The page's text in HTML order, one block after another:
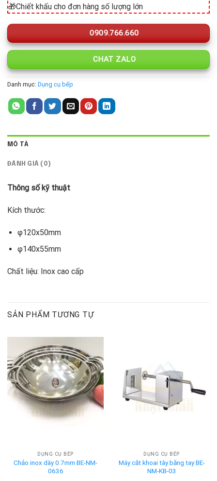
🎁Chiết khấu cho đơn hàng số lượng lớn
0909.766.660
CHAT ZALO
Danh mục: Dụng cụ bếp
MÔ TẢ
ĐÁNH GIÁ (0)
Thông số kỹ thuật
Kích thước:
φ120x50mm
φ140x55mm
Chất liệu: Inox cao cấp
SẢN PHẨM TƯƠNG TỰ
DỤNG CỤ BẾP
Chảo inox dày 0.7mm BE-NM-
0636
DỤNG CỤ BẾP
Máy cắt khoai tây bằng tay BE-
NM-KB-03